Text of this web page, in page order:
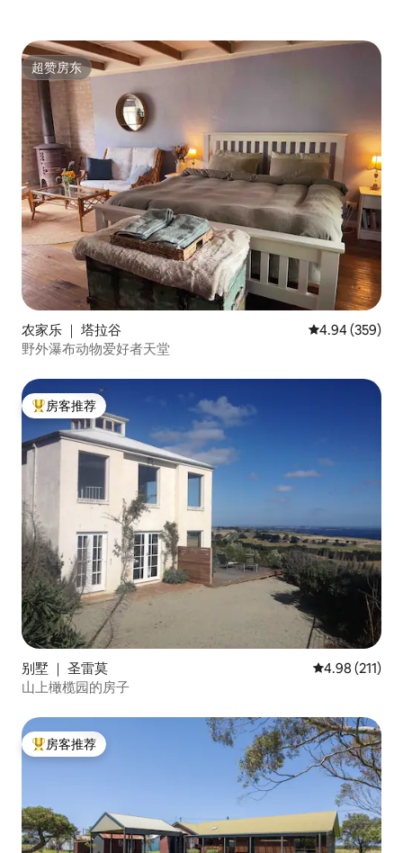
超赞房东
超赞房东
农家乐 ｜ 塔拉谷 平均评分 4.94
4.94 (359)
野外瀑布动物爱好者天堂
热门「房客推荐」
房客推荐
别墅 ｜ 圣雷莫 平均评分 4.98
4.98 (211)
山上橄榄园的房子
热门「房客推荐」
房客推荐